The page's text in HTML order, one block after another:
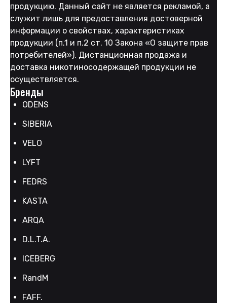
продукцию. Данный сайт не является рекламой, а
служит лишь для предоставления достоверной
информации о свойствах, характеристиках
продукции (п.1 и п.2 ст. 10 Закона «О защите прав
потребителей»). Дистанционная продажа и
доставка никотиносодержащей продукции не
осуществляется.
Бренды
ODENS
SIBERIA
VELO
LYFT
FEDRS
KASTA
ARQA
D.L.T.A.
ICEBERG
RandM
FAFF.